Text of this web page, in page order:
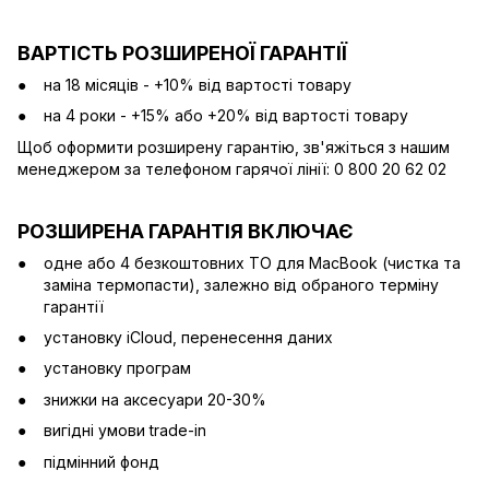
ВАРТІСТЬ РОЗШИРЕНОЇ ГАРАНТІЇ
на 18 місяців - +10% від вартості товару
на 4 роки - +15% або +20% від вартості товару
Щоб оформити розширену гарантію, зв'яжіться з нашим
менеджером за телефоном гарячої лінії: 0 800 20 62 02
РОЗШИРЕНА ГАРАНТІЯ ВКЛЮЧАЄ
одне або 4 безкоштовних ТО для MacBook (чистка та
заміна термопасти), залежно від обраного терміну
гарантії
установку iCloud, перенесення даних
установку програм
знижки на аксесуари 20-30%
вигідні умови trade-in
підмінний фонд